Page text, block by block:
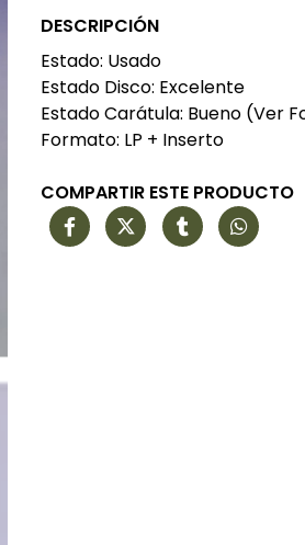
DESCRIPCIÓN
Estado: Usado
Estado Disco: Excelente
Estado Carátula: Bueno (Ver
Formato: LP + Inserto
COMPARTIR ESTE PRODUCTO